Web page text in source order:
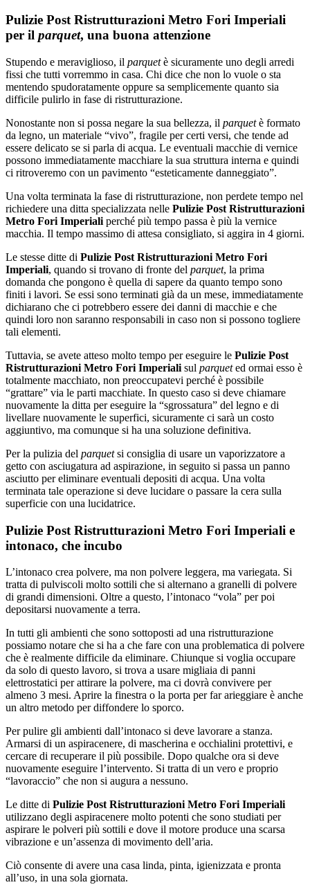
Pulizie Post Ristrutturazioni Metro Fori Imperiali
per il parquet, una buona attenzione
Stupendo e meraviglioso, il parquetè sicuramente uno degli arredi
fissi che tutti vorremmo in casa. Chi dice che non lo vuole o sta
mentendo spudoratamente oppure sa semplicemente quanto sia
difficile pulirlo in fase di ristrutturazione.
Nonostante non si possa negare la sua bellezza, il parquetè formato
da legno, un materiale “vivo”, fragile per certi versi, che tende ad
essere delicato se si parla di acqua. Le eventuali macchie di vernice
possono immediatamente macchiare la sua struttura interna e quindi
ci ritroveremo con un pavimento “esteticamente danneggiato”.
Una volta terminata la fase di ristrutturazione, non perdete tempo nel
richiedere una ditta specializzata nelle Pulizie Post Ristrutturazioni
Metro Fori Imperiali perché più tempo passa è più la vernice
macchia. Il tempo massimo di attesa consigliato, si aggira in 4 giorni.
Le stesse ditte di Pulizie Post Ristrutturazioni Metro Fori
Imperiali, quando si trovano di fronte del parquet, la prima
domanda che pongono è quella di sapere da quanto tempo sono
finiti i lavori. Se essi sono terminati già da un mese, immediatamente
dichiarano che ci potrebbero essere dei danni di macchie e che
quindi loro non saranno responsabili in caso non si possono togliere
tali elementi.
Tuttavia, se avete atteso molto tempo per eseguire le Pulizie Post
Ristrutturazioni Metro Fori Imperiali sul parqueted ormai esso è
totalmente macchiato, non preoccupatevi perché è possibile
“grattare” via le parti macchiate. In questo caso si deve chiamare
nuovamente la ditta per eseguire la “sgrossatura” del legno e di
livellare nuovamente le superfici, sicuramente ci sarà un costo
aggiuntivo, ma comunque si ha una soluzione definitiva.
Per la pulizia del parquetsi consiglia di usare un vaporizzatore a
getto con asciugatura ad aspirazione, in seguito si passa un panno
asciutto per eliminare eventuali depositi di acqua. Una volta
terminata tale operazione si deve lucidare o passare la cera sulla
superficie con una lucidatrice.
Pulizie Post Ristrutturazioni Metro Fori Imperiali e
intonaco, che incubo
L’intonaco crea polvere, ma non polvere leggera, ma variegata. Si
tratta di pulviscoli molto sottili che si alternano a granelli di polvere
di grandi dimensioni. Oltre a questo, l’intonaco “vola” per poi
depositarsi nuovamente a terra.
In tutti gli ambienti che sono sottoposti ad una ristrutturazione
possiamo notare che si ha a che fare con una problematica di polvere
che è realmente difficile da eliminare. Chiunque si voglia occupare
da solo di questo lavoro, si trova a usare migliaia di panni
elettrostatici per attirare la polvere, ma ci dovrà convivere per
almeno 3 mesi. Aprire la finestra o la porta per far arieggiare è anche
un altro metodo per diffondere lo sporco.
Per pulire gli ambienti dall’intonaco si deve lavorare a stanza.
Armarsi di un aspiracenere, di mascherina e occhialini protettivi, e
cercare di recuperare il più possibile. Dopo qualche ora si deve
nuovamente eseguire l’intervento. Si tratta di un vero e proprio
“lavoraccio” che non si augura a nessuno.
Le ditte di Pulizie Post Ristrutturazioni Metro Fori Imperiali
utilizzano degli aspiracenere molto potenti che sono studiati per
aspirare le polveri più sottili e dove il motore produce una scarsa
vibrazione e un’assenza di movimento dell’aria.
Ciò consente di avere una casa linda, pinta, igienizzata e pronta
all’uso, in una sola giornata.